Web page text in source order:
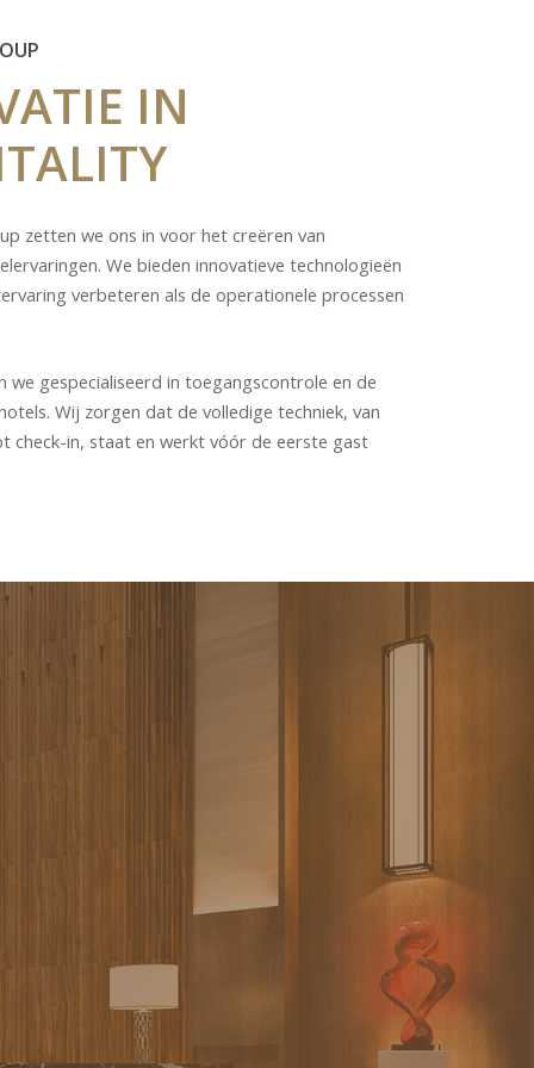
IN
zetten we ons in voor het creëren van
We bieden innovatieve technologieën
verbeteren als de operationele processen
we gespecialiseerd in toegangscontrole en de
Wij zorgen dat de volledige techniek, van
check-in, staat en werkt vóór de eerste gast